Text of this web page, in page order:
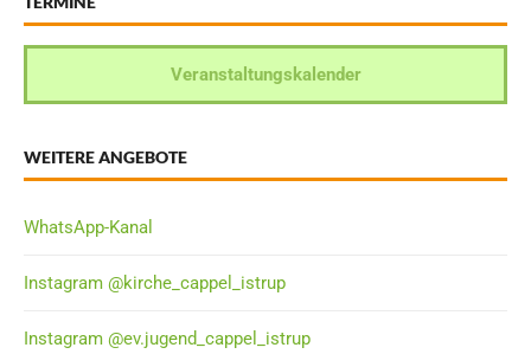
Veranstaltungskalender
WEITERE ANGEBOTE
WhatsApp-Kanal
Instagram @kirche_cappel_istrup
Instagram @ev.jugend_cappel_istrup